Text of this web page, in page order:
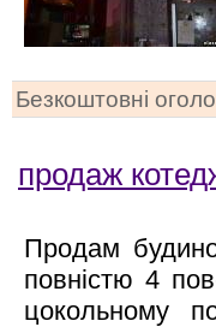
Безкоштовні
продаж
Продам
повністю 4
цокольному